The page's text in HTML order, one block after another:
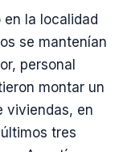
la localidad
se mantenían
personal
montar un
viviendas, en
tres